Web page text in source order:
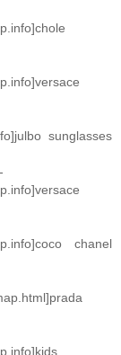
sunglasses
chanel